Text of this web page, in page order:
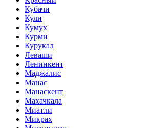
Кубачи
Кули
Кумух
Курми
Курукал
Леваши
Ленинкент
Маджалис
Манас
Манаскент
Махачкала
Миатли
Микрах